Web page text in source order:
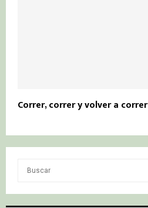
Correr, correr y volver a correr